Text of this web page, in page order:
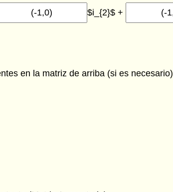
$i_{2}$ +
en la matriz de arriba (si es necesario)